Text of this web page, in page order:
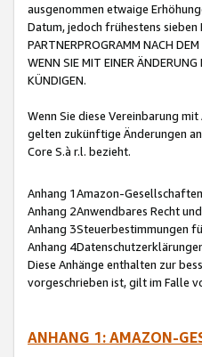
ausgenommen etwaige
Datum, jedoch frühestens sieben
PARTNERPROGRAMM NACH
WENN SIE MIT EINER
KÜNDIGEN.
Wenn Sie diese Vereinbarung
gelten zukünftige Änderungen
Core S.à r.l. bezieht.
Anhang 1Amazon-
Anhang 2Anwendbares Recht
Anhang 3Steuerbestimmungen
Anhang
Diese Anhänge enthalten zur
vorgeschrieben ist, gilt im Falle
ANHANG 1: AMAZON-